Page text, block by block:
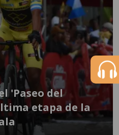
'Paseo del
etapa de la